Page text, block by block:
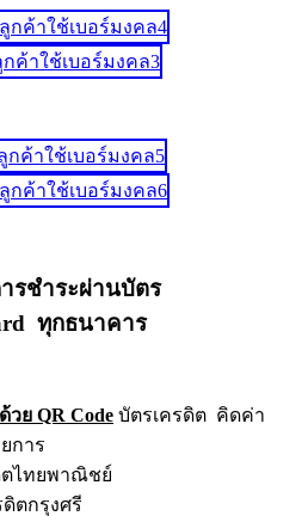
รชำระผ่านบัตร
ทุกธนาคาร
ย QR Code บัตรเครดิต คิดค่า
การ
ดิตไทยพาณิชย์
ดิตกรุงศรี